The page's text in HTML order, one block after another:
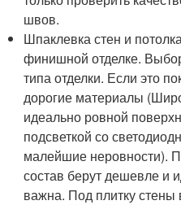
швов.
Шпаклевка стен и
финишной отделке.
типа отделки. Если это
дорогие материалы
идеально ровной
подсветкой со
малейшие неровности).
состав берут дешевле и
важна. Под плитку